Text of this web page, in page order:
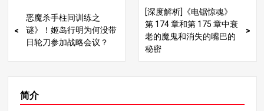
控制力量的必要条件。淑娜和裕二的关系本质上就是这种
契约的结果，作为协议的一部分，淑娜被禁止直接接触裕
二的身体。 例如，在整个系列中，我们都能看到柔术巫师
与被诅咒的灵魂签订契约，以控制他们所拥有的影响力和
量”，它是造成淑子无法接触他的关键因素。虽然裕二继承
束！ 标题 “梦的终结 “背后的含义 标题 “梦的尽头 “给读者
留下了深刻的印象，暗示故事可能即将结束。然而，这背
后可能还有更深的含义。回顾迄今为止的故事流程，有些
人可能会觉得最近的事态发展似乎过于顺理成章。 例如，
伏见惠获救和淑乃被打败之后，事情似乎已经尘埃落定，
开的呢？在这种情况下，“梦 “可能并不是指字面意义上的
梦，而是一种精神幻觉或希望。 便利的发展与小惠的梦 有
恶魔杀手柱间训练之
谜》！姬岛行明为何没带
日轮刀参加战略会议？
[深度解析]《电锯惊魂》
第 174 章和第 175 章中衰
老的魔鬼和消失的嘴巴的
秘密
简介